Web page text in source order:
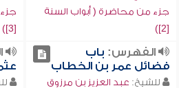
جزء من محاضرة ( أبواب السنة
[2])
[3])
الفهرس: باب
فضائل عمر بن الخطاب
للشيخ: عبد العزيز بن مرزوق